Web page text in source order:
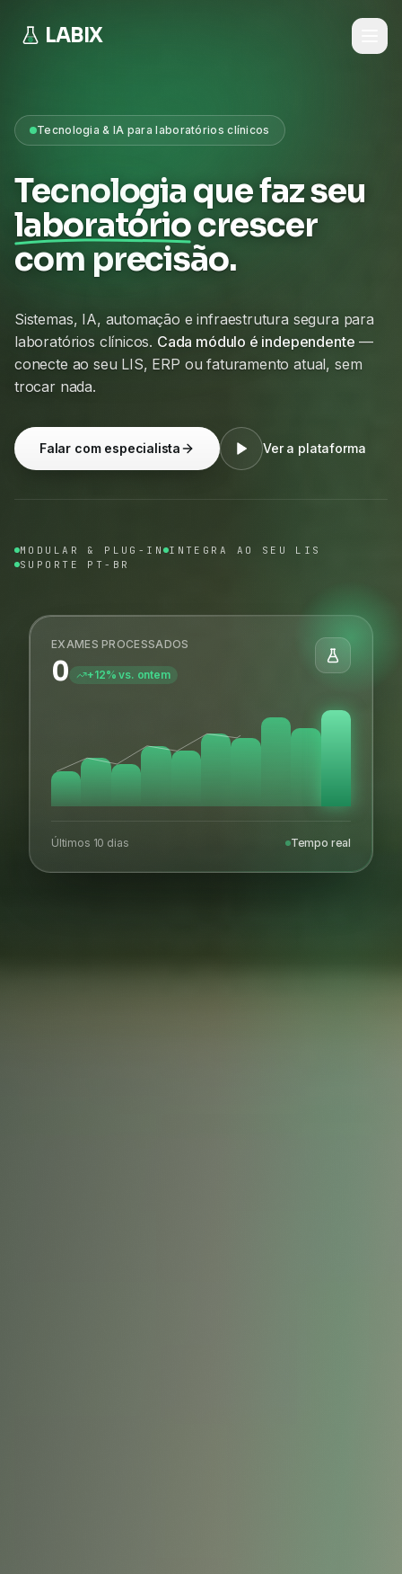
LABIX
Tecnologia & IA para laboratórios clínicos
Tecnologia que faz seu
laboratóriocrescer
com precisão.
Sistemas, IA, automação e infraestrutura segura para
laboratórios clínicos. Cada módulo é independente —
conecte ao seu LIS, ERP ou faturamento atual, sem
trocar nada.
Falar com especialista Ver a plataforma
MODULAR & PLUG-IN INTEGRA AO SEU LIS
SUPORTE PT-BR
EXAMES PROCESSADOS
0 +12% vs. ontem
Últimos 10 dias Tempo real